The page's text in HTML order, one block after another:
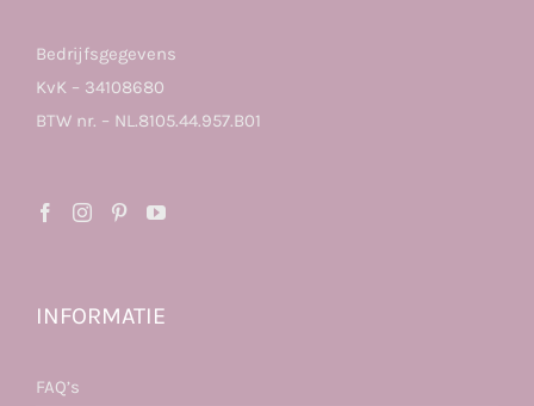
Bedrijfsgegevens
KvK – 34108680
BTW nr. – NL.8105.44.957.B01
INFORMATIE
FAQ’s